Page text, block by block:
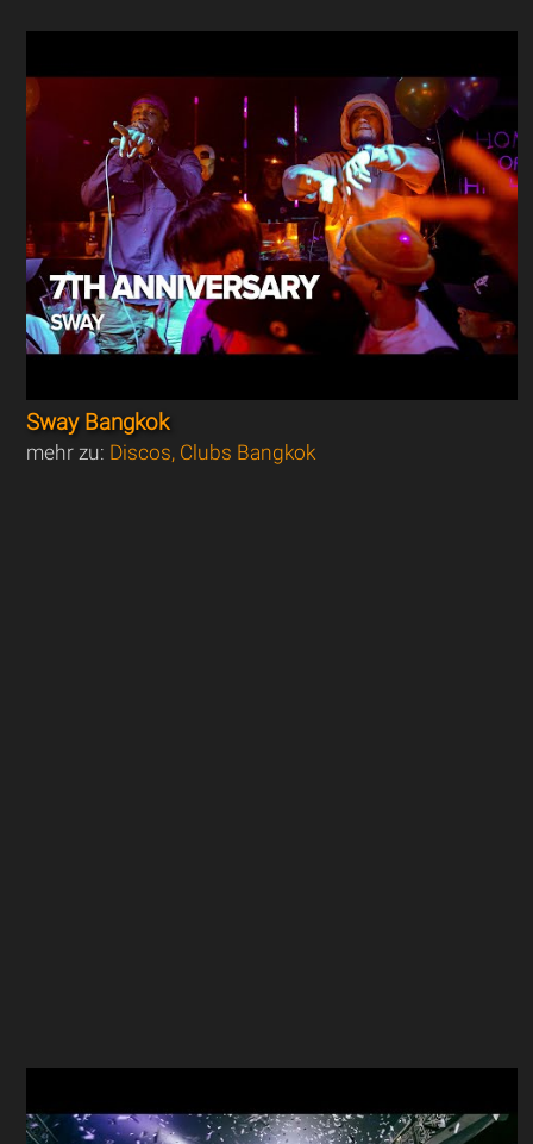
Sway Bangkok
mehr zu: Discos, Clubs Bangkok